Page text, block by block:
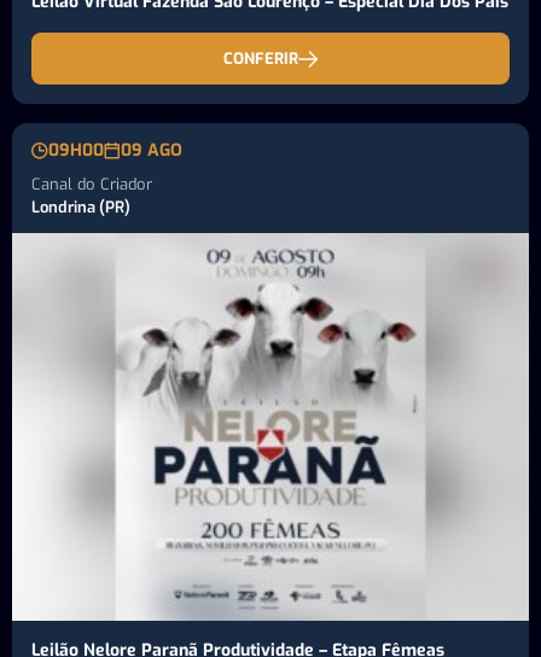
CONFERIR
09H00 09 AGO
Canal do Criador
Londrina (PR)
Leilão Nelore Paranã Produtividade – Etapa Fêmeas